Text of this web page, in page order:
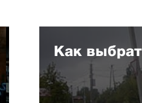
Как